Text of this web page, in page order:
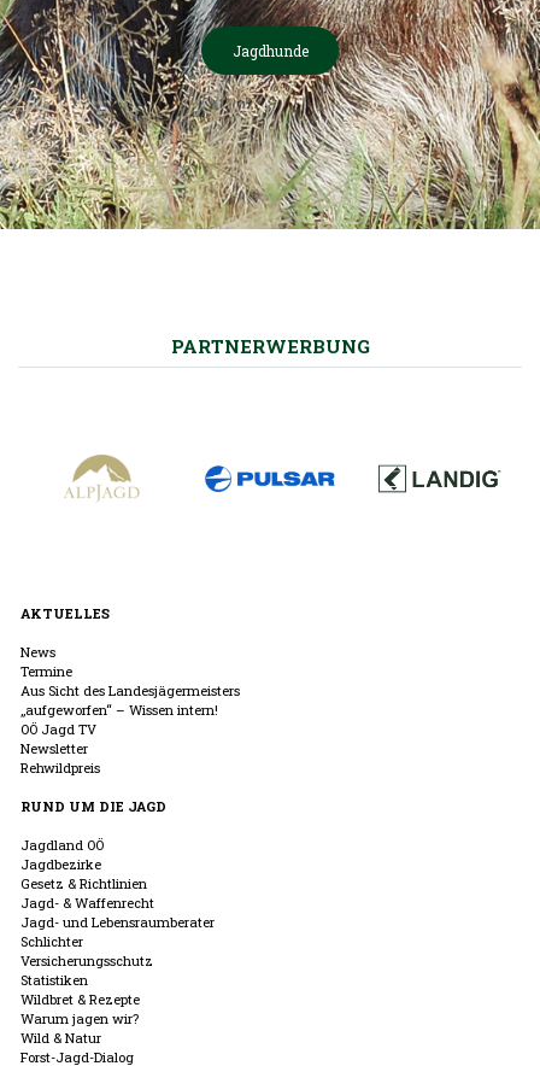
Jagdhunde
PARTNERWERBUNG
AKTUELLES
News
Termine
Aus Sicht des Landesjägermeisters
„aufgeworfen“ – Wissen intern!
OÖ Jagd TV
Newsletter
Rehwildpreis
RUND UM DIE JAGD
Jagdland OÖ
Jagdbezirke
Gesetz & Richtlinien
Jagd- & Waffenrecht
Jagd- und Lebensraumberater
Schlichter
Versicherungsschutz
Statistiken
Wildbret & Rezepte
Warum jagen wir?
Wild & Natur
Forst-Jagd-Dialog